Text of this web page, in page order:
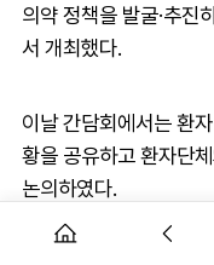
의약 정책을 발굴·추진
서 개최했다.
이날 간담회에서는 환
황을 공유하고 환자단
논의하였다.
오유경 식약처장은 "환